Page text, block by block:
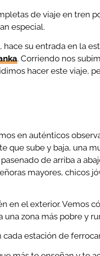
de viaje en tren
especial.
hace su entrada en la
. Corriendo nos
hacer este viaje,
en auténticos
que sube y baja, una
de arriba a
mayores, chicos
en el exterior. Vemos
zona más pobre y
estación de